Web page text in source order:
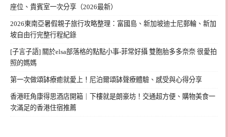
座位、貴賓室一次分享（2026最新）
2026東南亞暑假親子旅行攻略整理：富國島、新加坡迪士尼郵輪、新加
坡自由行完整行程紀錄
[子言子語] 關於elsa部落格的點點小事-菲常好攝 雙胞胎多多奈奈 很愛拍
照的媽媽
第一次做頌缽療癒就愛上！尼泊爾頌缽聲療體驗、感受與心得分享
香港旺角康得思酒店開箱｜下樓就是朗豪坊！交通超方便、購物美食一
次滿足的香港住宿推薦